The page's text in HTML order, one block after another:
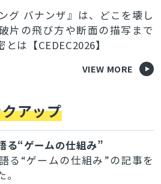
グ バナンザ』は、どこを壊し
片の飛び方や断面の描写まで
は【CEDEC2026】
VIEW MORE
アップ
る“ゲームの仕組み”
る“ゲームの仕組み”の記事を